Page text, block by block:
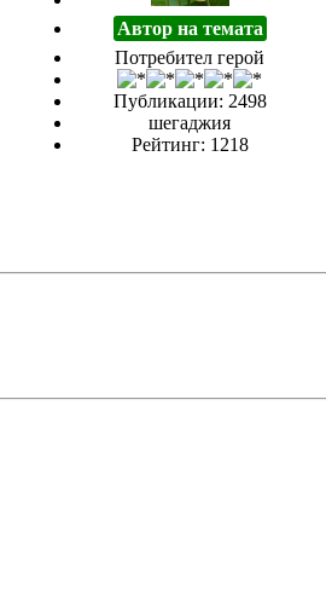
Автор на темата
Потребител герой
Публикации: 2498
шегаджия
Рейтинг: 1218